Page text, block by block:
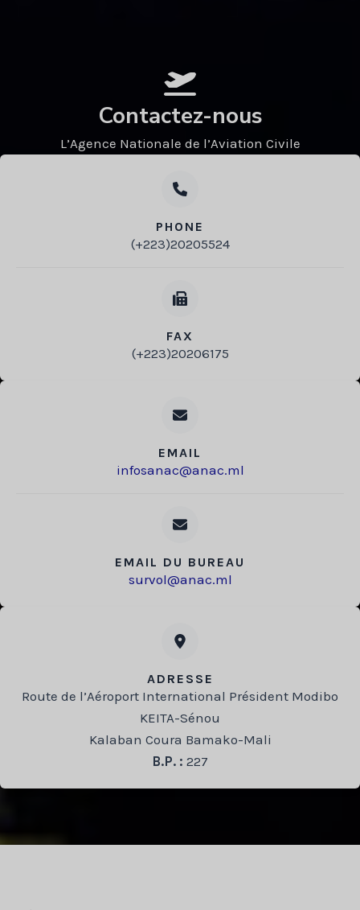
DDI
Contactez-nous
L’Agence Nationale de l’Aviation Civile
PHONE
(+223)20205524
FAX
(+223)20206175
EMAIL
infosanac@anac.ml
EMAIL DU BUREAU
survol@anac.ml
ADRESSE
Route de l’Aéroport International Président Modibo
KEITA-Sénou
Kalaban Coura Bamako-Mali
B.P. : 227